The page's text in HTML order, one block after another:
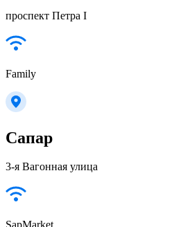
проспект Петра I
Family
Сапар
3-я Вагонная улица